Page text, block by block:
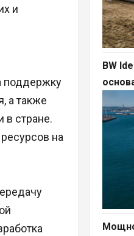
и
поддержку
а также
в стране.
на
BW